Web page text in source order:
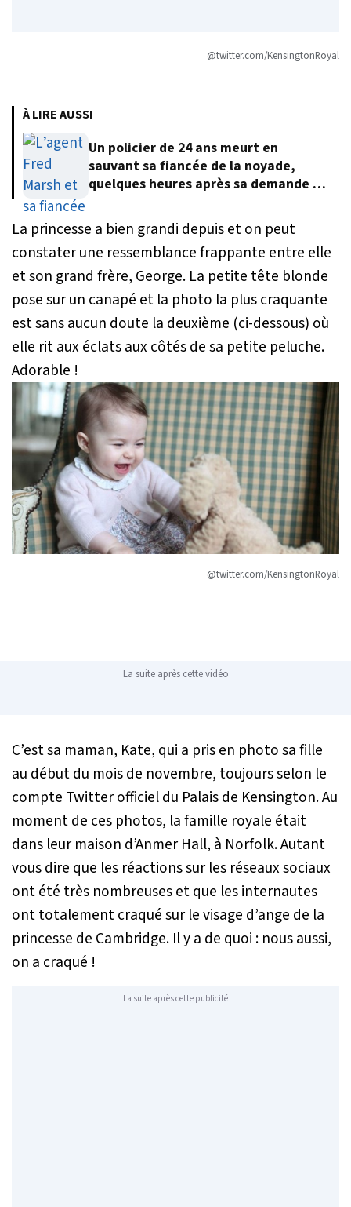
@twitter.com/KensingtonRoyal
À LIRE AUSSI
Un policier de 24 ans meurt en
sauvant sa fiancée de la noyade,
quelques heures après sa demande en
La princesse a bien grandi depuis et on peut
constater une ressemblance frappante entre elle
et son grand frère, George. La petite tête blonde
pose sur un canapé et la photo la plus craquante
est sans aucun doute la deuxième (ci-dessous) où
elle rit aux éclats aux côtés de sa petite peluche.
Adorable !
@twitter.com/KensingtonRoyal
La suite après cette vidéo
C’est sa maman, Kate, qui a pris en photo sa fille
au début du mois de novembre, toujours selon le
compte Twitter officiel du Palais de Kensington. Au
moment de ces photos, la famille royale était
dans leur maison d’Anmer Hall, à Norfolk. Autant
vous dire que les réactions sur les réseaux sociaux
ont été très nombreuses et que les internautes
ont totalement craqué sur le visage d’ange de la
princesse de Cambridge. Il y a de quoi : nous aussi,
on a craqué !
La suite après cette publicité